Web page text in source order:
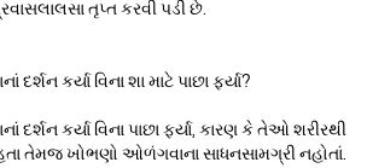
તૃપ્ત કરવી પડી છે.
કર્યા વિના શા માટે પાછા ફર્યા?
કર્યા વિના પાછા ફર્યા, કારણ કે તેઓ શરીરથી
તેમજ ખોભણો ઓળંગવાના સાધનસામગ્રી નહોતાં.